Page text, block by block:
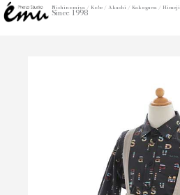
内
容
Nishinomiya / Kobe / Akashi / Kakogawa / Himeji
Since 1998